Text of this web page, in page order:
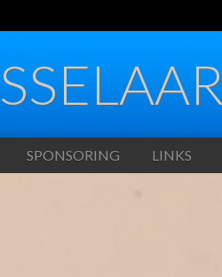
SPONSORING LINKS